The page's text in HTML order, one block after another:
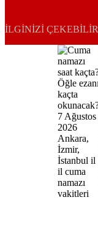
İLGINIZI ÇEKEBILIR